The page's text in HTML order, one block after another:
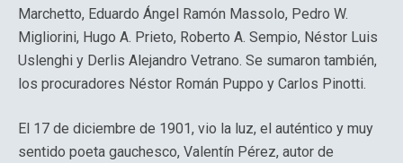
Marchetto, Eduardo Ángel Ramón Massolo, Pedro W.
Migliorini, Hugo A. Prieto, Roberto A. Sempio, Néstor Luis
Uslenghi y Derlis Alejandro Vetrano. Se sumaron también,
los procuradores Néstor Román Puppo y Carlos Pinotti.
El 17 de diciembre de 1901, vio la luz, el auténtico y muy
sentido poeta gauchesco, Valentín Pérez, autor de